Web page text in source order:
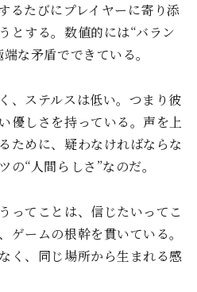
るたびにプレイヤーに寄り添
とする。数値的には“バラン
な矛盾でできている。
、ステルスは低い。つまり彼
優しさを持っている。声を上
ために、疑わなければならな
“人間らしさ”なのだ。
ってことは、信じたいってこ
ゲームの根幹を貫いている。
く、同じ場所から生まれる感